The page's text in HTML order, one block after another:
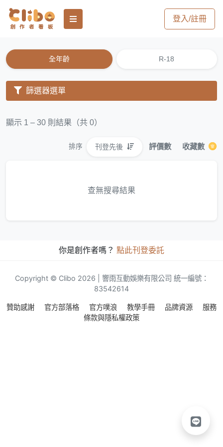
登入/註冊
全年齡 R-18
篩選器選單
顯示 1 – 30 則結果（共 0）
排序 刊登先後 評價數 收藏數
查無搜尋結果
你是創作者嗎？ 點此刊登委託
Copyright © Clibo 2026 | 響雨互動娛樂有限公司 統一編號：
83542614
贊助感謝 官方部落格 官方噗浪 教學手冊 品牌資源
服務
條款與隱私權政策